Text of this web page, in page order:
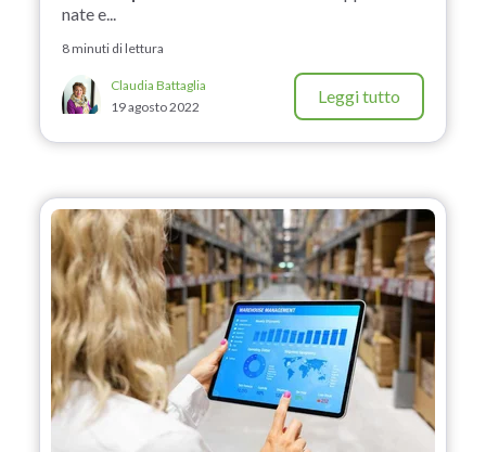
nate e...
8 minuti di lettura
Claudia Battaglia
19 agosto 2022
Leggi tutto